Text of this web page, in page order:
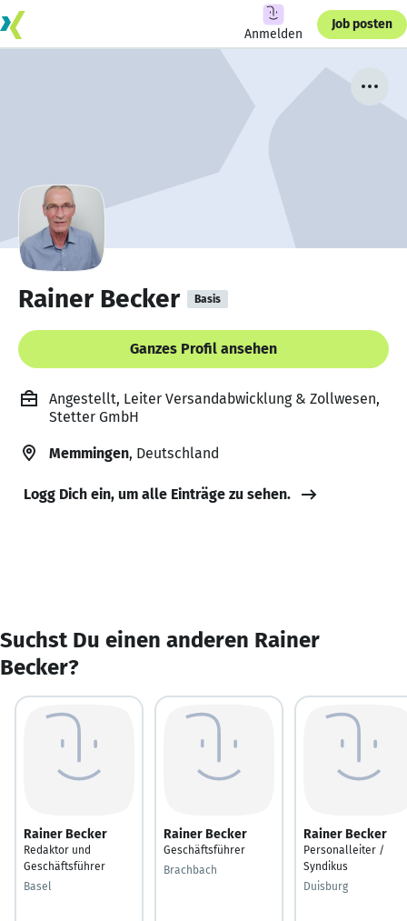
Anmelden
Job posten
Rainer Becker Basis
Ganzes Profil ansehen
Angestellt, Leiter Versandabwicklung & Zollwesen,
Stetter GmbH
Memmingen, Deutschland
Logg Dich ein, um alle Einträge zu sehen.
Suchst Du einen anderen Rainer
Becker?
Rainer Becker
Redaktor und
Geschäftsführer
Basel
Rainer Becker
Geschäftsführer
Brachbach
Rainer Becker
Personalleiter /
Syndikus
Duisburg